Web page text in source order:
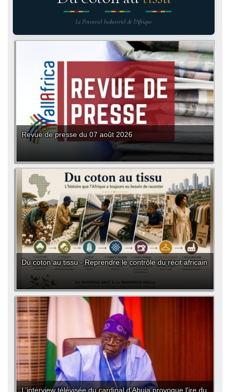
Le Potentiel Industriel de l'Afrique
Revue de presse du 07 août 2026
Du coton au tissu - Reprendre le contrôle du récit africain
L’interview télévisée du cardinal d'Abuja provoque l'ire du